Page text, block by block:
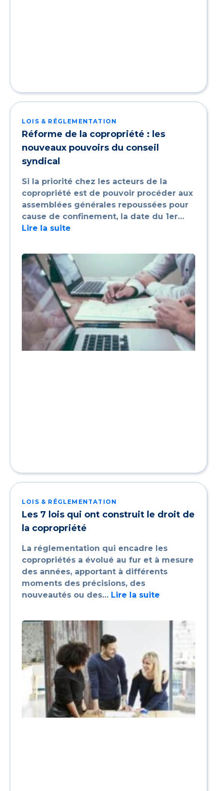
LOIS & RÉGLEMENTATION
Réforme de la copropriété : les
nouveaux pouvoirs du conseil
syndical
Si la priorité chez les acteurs de la
copropriété est de pouvoir procéder aux
assemblées générales repoussées pour
cause de confinement, la date du 1er…
Lire la suite
LOIS & RÉGLEMENTATION
Les 7 lois qui ont construit le droit de
la copropriété
La réglementation qui encadre les
copropriétés a évolué au fur et à mesure
des années, apportant à différents
moments des précisions, des
nouveautés ou des… Lire la suite